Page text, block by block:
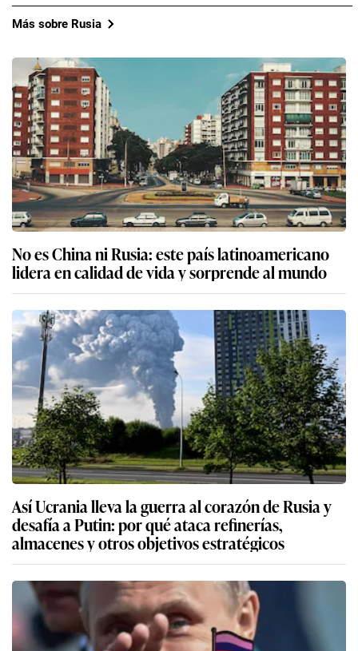
Más sobre Rusia
No es China ni Rusia: este país latinoamericano
lidera en calidad de vida y sorprende al mundo
Así Ucrania lleva la guerra al corazón de Rusia y
desafía a Putin: por qué ataca refinerías,
almacenes y otros objetivos estratégicos